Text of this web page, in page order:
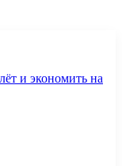
и экономить на